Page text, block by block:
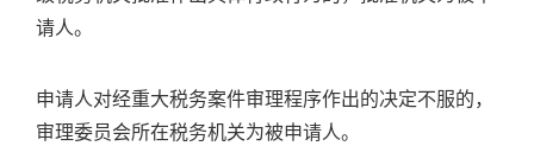
请人。
申请人对经重大税务案件审理程序作出的决定不服的，
审理委员会所在税务机关为被申请人。